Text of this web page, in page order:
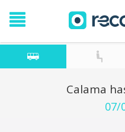
Calama
07/